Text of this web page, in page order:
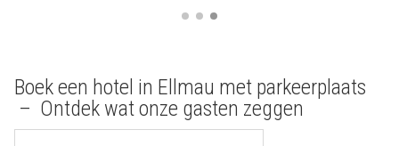
Boek een hotel in Ellmau met parkeerplaats
– Ontdek wat onze gasten zeggen